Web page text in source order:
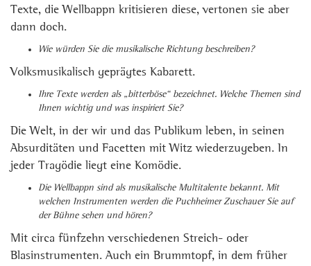
Texte, die Wellbappn kritisieren diese, vertonen sie aber
dann doch.
Wie würden Sie die musikalische Richtung beschreiben?
Volksmusikalisch geprägtes Kabarett.
Ihre Texte werden als „bitterböse“ bezeichnet. Welche Themen sind
Ihnen wichtig und was inspiriert Sie?
Die Welt, in der wir und das Publikum leben, in seinen
Absurditäten und Facetten mit Witz wiederzugeben. In
jeder Tragödie liegt eine Komödie.
Die Wellbappn sind als musikalische Multitalente bekannt. Mit
welchen Instrumenten werden die Puchheimer Zuschauer Sie auf
der Bühne sehen und hören?
Mit circa fünfzehn verschiedenen Streich- oder
Blasinstrumenten. Auch ein Brummtopf, in dem früher